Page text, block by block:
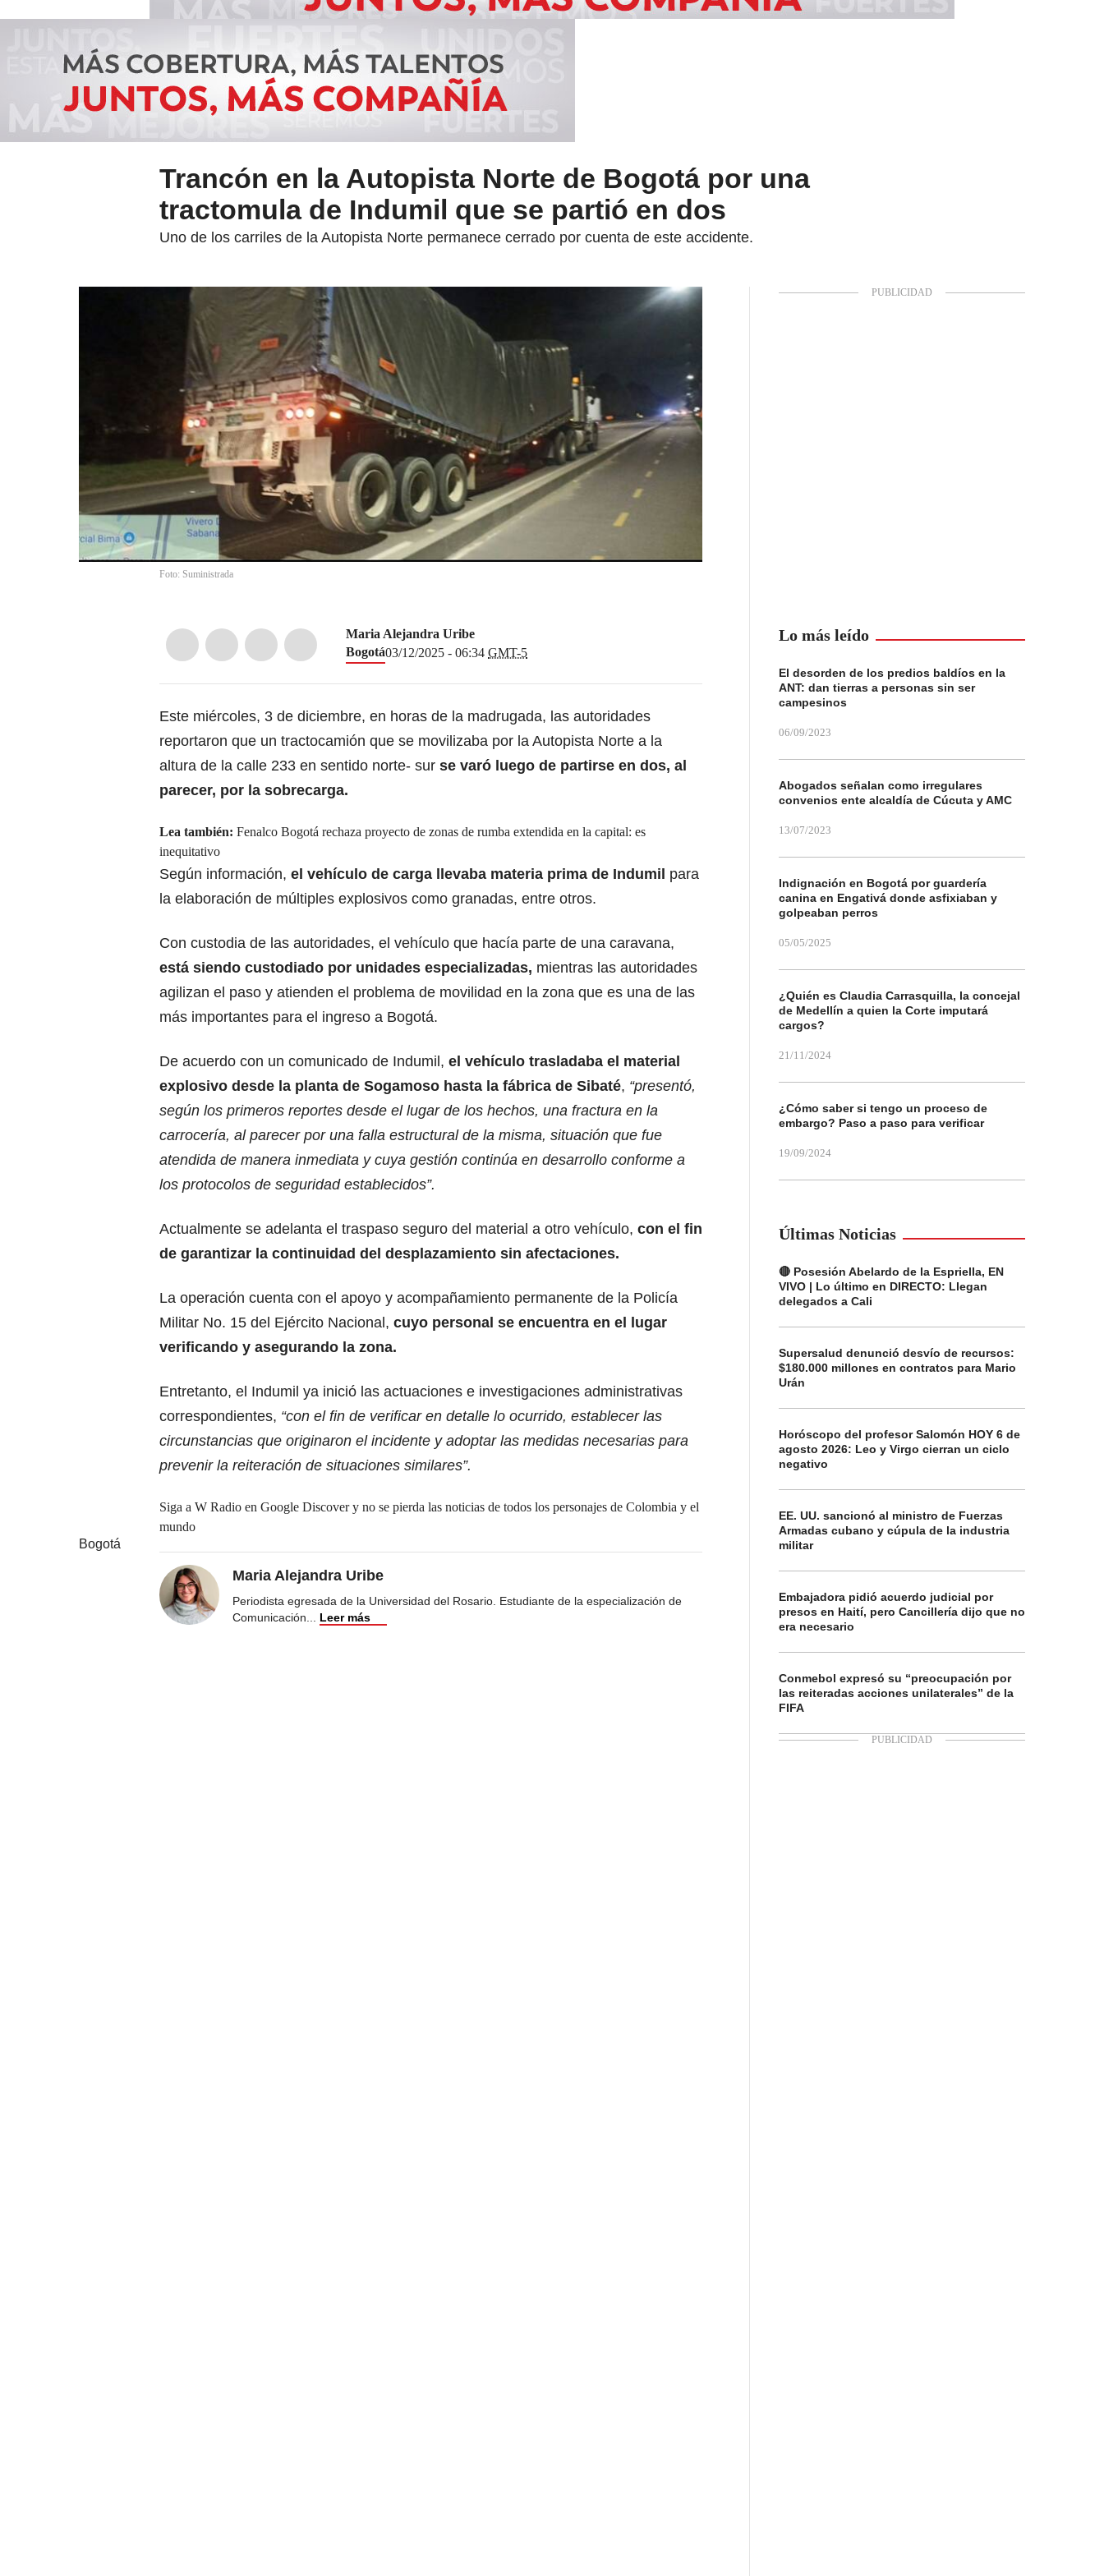
Trancón en la Autopista Norte de Bogotá por una
tractomula de Indumil que se partió en dos
Uno de los carriles de la Autopista Norte permanece cerrado por cuenta de este accidente.
Foto: Suministrada
Maria Alejandra Uribe
Bogotá03/12/2025 - 06:34 GMT-5
Este miércoles, 3 de diciembre, en horas de la madrugada, las autoridades
reportaron que un tractocamión que se movilizaba por la Autopista Norte a la
altura de la calle 233 en sentido norte- sur se varó luego de partirse en dos, al
parecer, por la sobrecarga.
Lea también: Fenalco Bogotá rechaza proyecto de zonas de rumba extendida en la capital: es
inequitativo
Según información, el vehículo de carga llevaba materia prima de Indumil para
la elaboración de múltiples explosivos como granadas, entre otros.
Con custodia de las autoridades, el vehículo que hacía parte de una caravana,
está siendo custodiado por unidades especializadas, mientras las autoridades
agilizan el paso y atienden el problema de movilidad en la zona que es una de las
más importantes para el ingreso a Bogotá.
De acuerdo con un comunicado de Indumil, el vehículo trasladaba el material
explosivo desde la planta de Sogamoso hasta la fábrica de Sibaté, “presentó,
según los primeros reportes desde el lugar de los hechos, una fractura en la
carrocería, al parecer por una falla estructural de la misma, situación que fue
atendida de manera inmediata y cuya gestión continúa en desarrollo conforme a
los protocolos de seguridad establecidos”.
Actualmente se adelanta el traspaso seguro del material a otro vehículo, con el fin
de garantizar la continuidad del desplazamiento sin afectaciones.
La operación cuenta con el apoyo y acompañamiento permanente de la Policía
Militar No. 15 del Ejército Nacional, cuyo personal se encuentra en el lugar
verificando y asegurando la zona.
Entretanto, el Indumil ya inició las actuaciones e investigaciones administrativas
correspondientes, “con el fin de verificar en detalle lo ocurrido, establecer las
circunstancias que originaron el incidente y adoptar las medidas necesarias para
prevenir la reiteración de situaciones similares”.
Siga a W Radio en Google Discover y no se pierda las noticias de todos los personajes de Colombia y el
mundo
Bogotá
Maria Alejandra Uribe
Periodista egresada de la Universidad del Rosario. Estudiante de la especialización de
Comunicación
Leer más
Lo más leído
El desorden de los predios baldíos en la
ANT: dan tierras a personas sin ser
campesinos
06/09/2023
Abogados señalan como irregulares
convenios ente alcaldía de Cúcuta y AMC
13/07/2023
Indignación en Bogotá por guardería
canina en Engativá donde asfixiaban y
golpeaban perros
05/05/2025
¿Quién es Claudia Carrasquilla, la concejal
de Medellín a quien la Corte imputará
cargos?
21/11/2024
¿Cómo saber si tengo un proceso de
embargo? Paso a paso para verificar
19/09/2024
Últimas Noticias
🔴 Posesión Abelardo de la Espriella, EN
VIVO | Lo último en DIRECTO: Llegan
delegados a Cali
Supersalud denunció desvío de recursos:
$180.000 millones en contratos para Mario
Urán
Horóscopo del profesor Salomón HOY 6 de
agosto 2026: Leo y Virgo cierran un ciclo
negativo
EE. UU. sancionó al ministro de Fuerzas
Armadas cubano y cúpula de la industria
militar
Embajadora pidió acuerdo judicial por
presos en Haití, pero Cancillería dijo que no
era necesario
Conmebol expresó su “preocupación por
las reiteradas acciones unilaterales” de la
FIFA